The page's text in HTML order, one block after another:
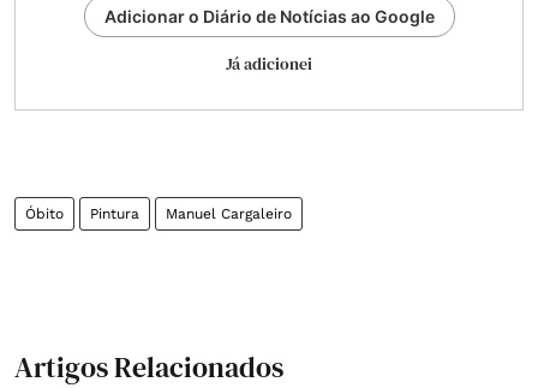
Adicionar o Diário de Notícias ao Google
Já adicionei
Óbito Pintura Manuel Cargaleiro
Artigos Relacionados